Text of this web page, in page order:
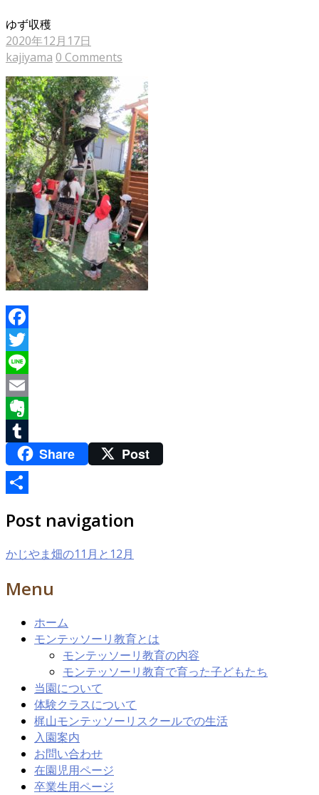
ゆず収穫
2020年12月17日
kajiyama 0 Comments
Facebook
Twitter
Line
Email
Evernote
TumblrShare Post
有
Post navigation
かじやま畑の11月と12月
Menu
ホーム
モンテッソーリ教育とは
モンテッソーリ教育の内容
モンテッソーリ教育で育った子どもたち
当園について
体験クラスについて
梶山モンテッソーリスクールでの生活
入園案内
お問い合わせ
在園児用ページ
卒業生用ページ